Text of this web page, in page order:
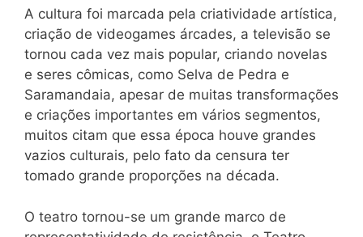
A cultura foi marcada pela criatividade artística,
criação de videogames árcades, a televisão se
tornou cada vez mais popular, criando novelas
e seres cômicas, como Selva de Pedra e
Saramandaia, apesar de muitas transformações
e criações importantes em vários segmentos,
muitos citam que essa época houve grandes
vazios culturais, pelo fato da censura ter
tomado grande proporções na década.
O teatro tornou-se um grande marco de